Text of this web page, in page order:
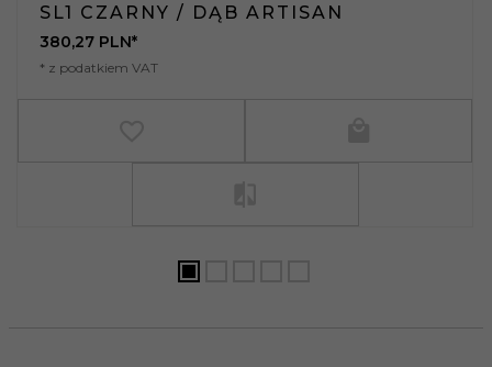
SL1 CZARNY / DĄB ARTISAN
380,27 PLN*
* z podatkiem VAT